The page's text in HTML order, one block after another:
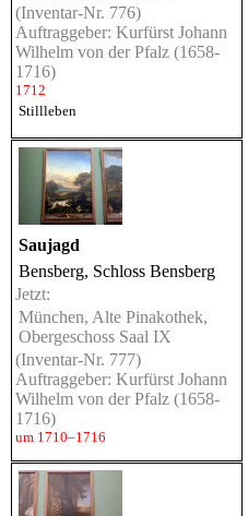
(Inventar-Nr. 776)
Auftraggeber: Kurfürst Johann
Wilhelm von der Pfalz (1658-
1716)
1712
Stillleben
Saujagd
Bensberg, Schloss Bensberg
Jetzt:
München, Alte Pinakothek,
Obergeschoss Saal IX
(Inventar-Nr. 777)
Auftraggeber: Kurfürst Johann
Wilhelm von der Pfalz (1658-
1716)
um 1710–1716